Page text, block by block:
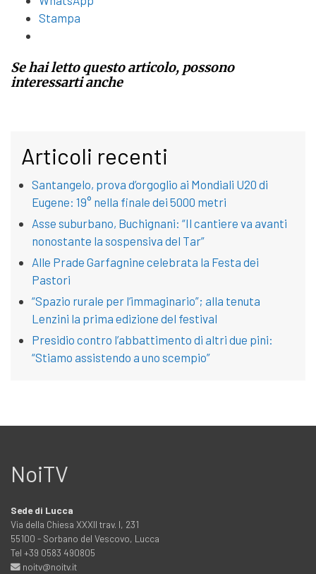
Stampa
Se hai letto questo articolo, possono
interessarti anche
Articoli recenti
Santangelo, prova d’orgoglio ai Mondiali U20 di
Eugene: 19° nella finale dei 5000 metri
Asse suburbano, Buchignani: “Il cantiere va avanti
nonostante la sospensiva del Tar”
Alle Prade Garfagnine celebrata la Festa dei
Pastori
“Spazio rurale per l’immaginario”; alla tenuta
Lenzini la prima edizione del festival
Presidio contro l’abbattimento di altri due pini:
“Stiamo assistendo a uno scempio”
NoiTV
Sede di Lucca
Via della Chiesa XXXII trav. I, 231
55100 - Sorbano del Vescovo, Lucca
Tel +39 0583 490805
noitv@noitv.it